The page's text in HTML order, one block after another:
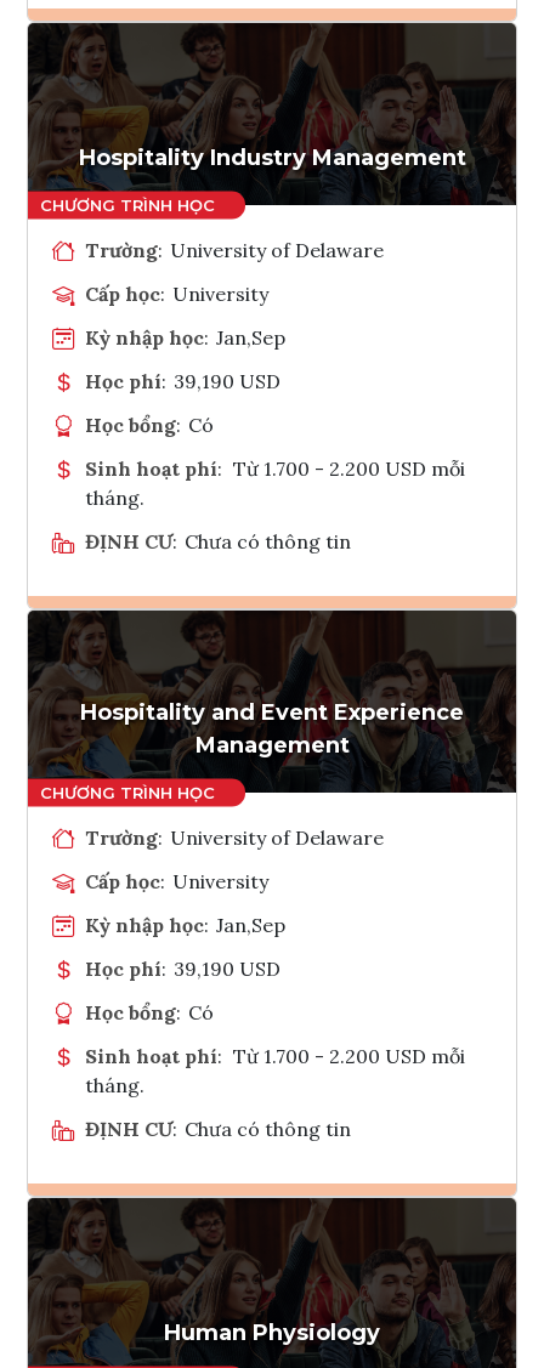
Ghi danh
Tham vấn Interlink
Hospitality Industry Management
Trường: University of Delaware
Cấp học: University
Kỳ nhập học: Jan,Sep
Học phí: 39,190 USD
Học bổng: Có
Sinh hoạt phí: Từ 1.700 - 2.200 USD mỗi
tháng.
ĐỊNH CƯ: Chưa có thông tin
Ghi danh
Tham vấn Interlink
Hospitality and Event Experience
Management
Trường: University of Delaware
Cấp học: University
Kỳ nhập học: Jan,Sep
Học phí: 39,190 USD
Học bổng: Có
Sinh hoạt phí: Từ 1.700 - 2.200 USD mỗi
tháng.
ĐỊNH CƯ: Chưa có thông tin
Ghi danh
Tham vấn Interlink
Human Physiology